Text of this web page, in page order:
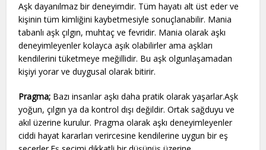
Aşk dayanılmaz bir deneyimdir. Tüm hayatı alt üst eder ve
kişinin tüm kimliğini kaybetmesiyle sonuçlanabilir. Mania
tabanlı aşk çılgın, muhtaç ve fevridir. Mania olarak aşkı
deneyimleyenler kolayca aşık olabilirler ama aşkları
kendilerini tüketmeye meğillidir. Bu aşk olgunlaşamadan
kişiyi yorar ve duygusal olarak bitirir.
Pragma; Bazı insanlar aşkı daha pratik olarak yaşarlar.Aşk
yoğun, çılgın ya da kontrol dışı değildir. Ortak sağduyu ve
akıl üzerine kurulur. Pragma olarak aşkı deneyimleyenler
ciddi hayat kararları verircesine kendilerine uygun bir eş